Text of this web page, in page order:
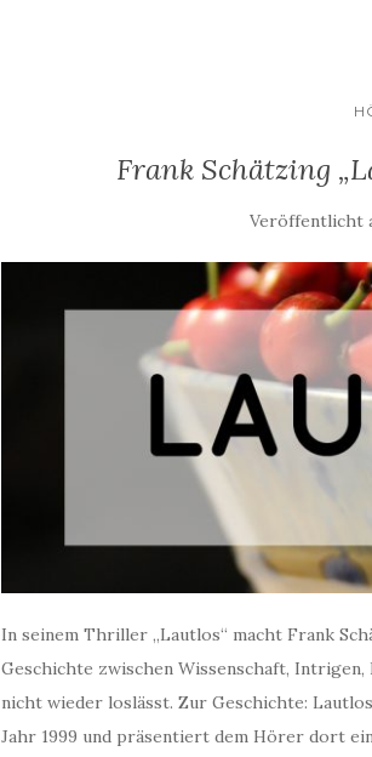
Frank Schätzing
Veröffentlicht
In seinem Thriller „Lautlos“ macht Frank
Geschichte zwischen Wissenschaft,
nicht wieder loslässt. Zur Geschichte:
Jahr 1999 und präsentiert dem Hörer dort